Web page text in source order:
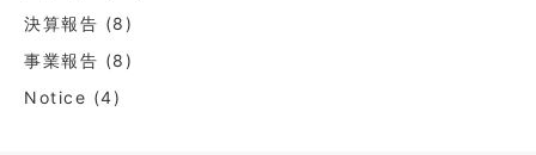
決算報告 (8)
事業報告 (8)
Notice (4)